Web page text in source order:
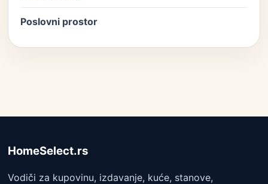
Poslovni prostor
HomeSelect.rs
Vodiči za kupovinu, izdavanje, kuće, stanove,